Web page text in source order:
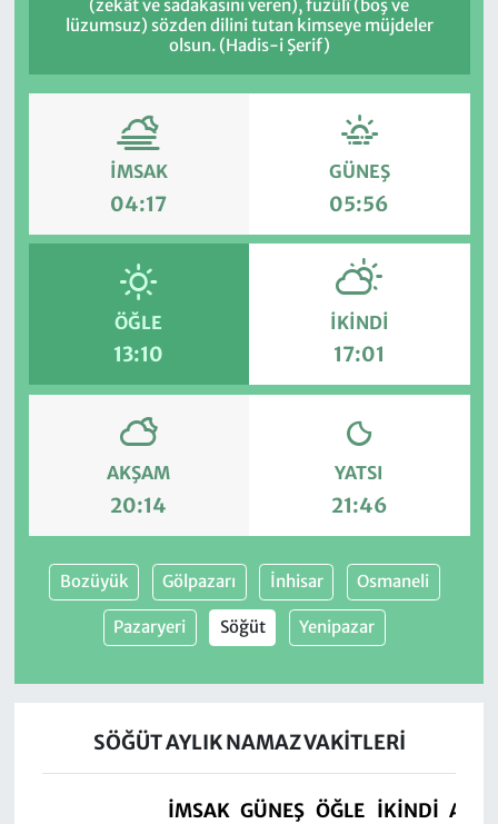
(zekât ve sadakasını veren), fuzûlî (boş ve
lüzumsuz) sözden dilini tutan kimseye müjdeler
olsun. (Hadis-i Şerif)
İMSAK
04:17
GÜNEŞ
05:56
ÖĞLE
13:10
İKINDI
17:01
AKŞAM
20:14
YATSI
21:46
Bozüyük Gölpazarı İnhisar Osmaneli
Pazaryeri Söğüt Yenipazar
SÖĞÜT AYLIK NAMAZ VAKITLERI
İMSAK GÜNEŞ ÖĞLE İKINDI